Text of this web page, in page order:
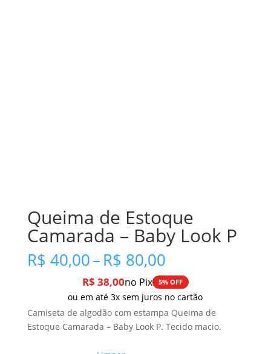
Queima de Estoque
Camarada – Baby Look P
R$ 40,00–R$ 80,00Faixa
de
preço:
R$ 40,00
através
R$ 80,00
R$ 38,00no Pix 5% OFF
ou em até 3x sem juros no cartão
Camiseta de algodão com estampa Queima de
Estoque Camarada – Baby Look P. Tecido macio.